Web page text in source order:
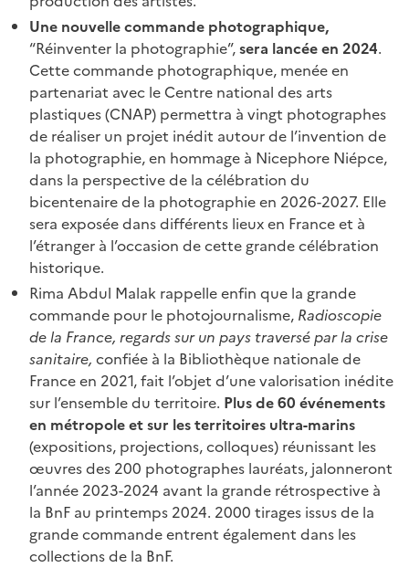
Une nouvelle commande photographique,
“Réinventer la photographie”,sera lancée en 2024.
Cette commande photographique, menée en
partenariat avec le Centre national des arts
plastiques (CNAP) permettra à vingt photographes
de réaliser un projet inédit autour de l’invention de
la photographie, en hommage à Nicephore Niépce,
dans la perspective de la célébration du
bicentenaire de la photographie en 2026-2027. Elle
sera exposée dans différents lieux en France et à
l’étranger à l’occasion de cette grande célébration
historique.
Rima Abdul Malak rappelle enfin que la grande
commande pour le photojournalisme, Radioscopie
de la France, regards sur un pays traversé par la crise
sanitaire, confiée à la Bibliothèque nationale de
France en 2021, fait l’objet d’une valorisation inédite
sur l’ensemble du territoire. Plus de 60 événements
en métropole et sur les territoires ultra-marins
(expositions, projections, colloques) réunissant les
œuvres des 200 photographes lauréats, jalonneront
l’année 2023-2024 avant la grande rétrospective à
la BnF au printemps 2024. 2000 tirages issus de la
grande commande entrent également dans les
collections de la BnF.